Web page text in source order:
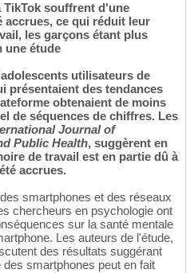
souffrent d'une
accrues, ce qui réduit leur
les garçons étant plus
une étude
utilisateurs de
présentaient des tendances
obtenaient de moins
de séquences de chiffres. Les
Journal of
Public Health, suggèrent en
de travail est en partie dû à
accrues.
smartphones et des réseaux
chercheurs en psychologie ont
sur la santé mentale
Les auteurs de l'étude,
des résultats suggérant
smartphones peut en fait